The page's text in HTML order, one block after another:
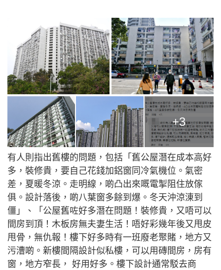
+3
有人則指出舊樓的問題，包括「舊公屋潛在成本高好
多，裝修貴，要自己花錢加鋁窗同冷氣機位。氣密
差，夏暖冬涼。走明線，啲凸出來嘅電掣阻住放傢
俱。設計落後，啲八葉窗多餘到爆。冬天沖涼涷到
僵」、「公屋舊咗好多潛在問題！裝修貴，又唔可以
間房到頂！木板房無夫妻生活！唔好彩幾年後又甩皮
甩骨，無仇報！樓下好多時有一班廢老聚賭，地方又
污漕啲。新樓間隔設計似私樓，可以用磚間房，房有
窗，地方窄長， 好用好多。樓下設計通常駁去商